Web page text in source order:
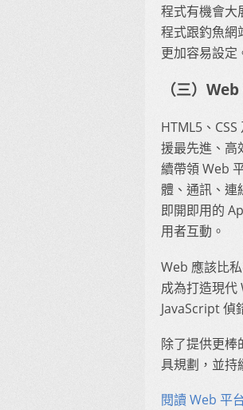
程式有機會大
程式跟釣魚網
更加容易設定
（三）
HTML5、
援最先進、高
續帶領 Web
體、通訊、連
即開即用的
用者互動。
Web 應該比
成為打造現代
JavaScript 偵
除了提供更棒
具規劃，並持
閱讀 Web 平